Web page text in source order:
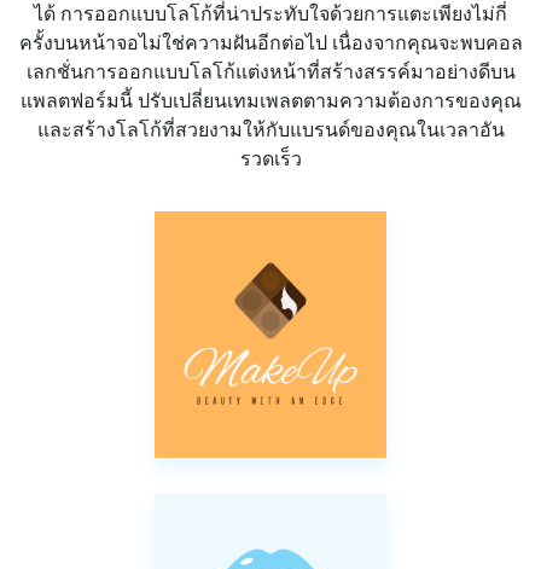
ได้ การออกแบบโลโก้ที่น่าประทับใจด้วยการแตะเพียงไม่กี่
ครั้งบนหน้าจอไม่ใช่ความฝันอีกต่อไป เนื่องจากคุณจะพบคอล
เลกชั่นการออกแบบโลโก้แต่งหน้าที่สร้างสรรค์มาอย่างดีบน
แพลตฟอร์มนี้ ปรับเปลี่ยนเทมเพลตตามความต้องการของคุณ
และสร้างโลโก้ที่สวยงามให้กับแบรนด์ของคุณในเวลาอัน
รวดเร็ว